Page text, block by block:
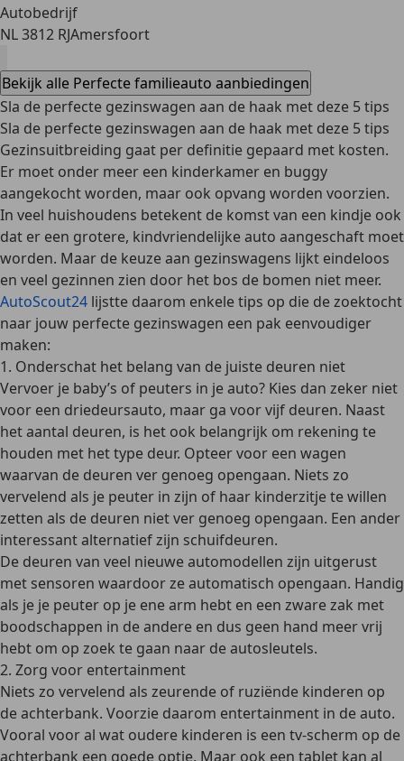
Autobedrijf
NL 3812 RJAmersfoort
Bekijk alle Perfecte familieauto aanbiedingen
Sla de perfecte gezinswagen aan de haak met deze 5 tips
Sla de perfecte gezinswagen aan de haak met deze 5 tips
Gezinsuitbreiding gaat per definitie gepaard met kosten.
Er moet onder meer een kinderkamer en buggy
aangekocht worden, maar ook opvang worden voorzien.
In veel huishoudens betekent de komst van een kindje ook
dat er een grotere, kindvriendelijke auto aangeschaft moet
worden. Maar de keuze aan gezinswagens lijkt eindeloos
en veel gezinnen zien door het bos de bomen niet meer.
AutoScout24 lijstte daarom enkele tips op die de zoektocht
naar jouw perfecte gezinswagen een pak eenvoudiger
maken:
1. Onderschat het belang van de juiste deuren niet
Vervoer je baby’s of peuters in je auto? Kies dan zeker niet
voor een driedeursauto, maar ga voor vijf deuren. Naast
het aantal deuren, is het ook belangrijk om rekening te
houden met het type deur. Opteer voor een wagen
waarvan de deuren ver genoeg opengaan. Niets zo
vervelend als je peuter in zijn of haar kinderzitje te willen
zetten als de deuren niet ver genoeg opengaan. Een ander
interessant alternatief zijn schuifdeuren.
De deuren van veel nieuwe automodellen zijn uitgerust
met sensoren waardoor ze automatisch opengaan. Handig
als je je peuter op je ene arm hebt en een zware zak met
boodschappen in de andere en dus geen hand meer vrij
hebt om op zoek te gaan naar de autosleutels.
2. Zorg voor entertainment
Niets zo vervelend als zeurende of ruziënde kinderen op
de achterbank. Voorzie daarom entertainment in de auto.
Vooral voor al wat oudere kinderen is een tv-scherm op de
achterbank een goede optie. Maar ook een tablet kan al